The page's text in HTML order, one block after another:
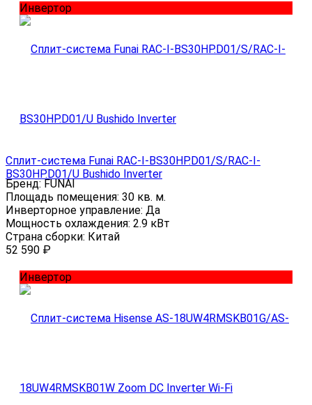
Инвертор
Сплит-система Funai RAC-I-BS30HP.D01/S/RAC-I-
BS30HP.D01/U Bushido Inverter
Бренд:FUNAI
Площадь помещения: 30 кв. м.
Инверторное управление: Да
Мощность охлаждения: 2.9 кВт
Страна сборки: Китай
52 590 ₽
Инвертор